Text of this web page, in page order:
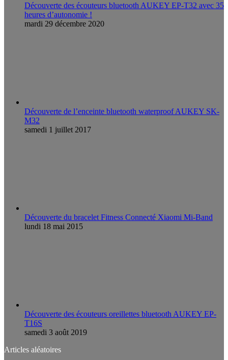
Découverte des écouteurs bluetooth AUKEY EP-T32 avec 35
heures d’autonomie !
mardi 29 décembre 2020
Découverte de l’enceinte bluetooth waterproof AUKEY SK-
M32
samedi 1 juillet 2017
Découverte du bracelet Fitness Connecté Xiaomi Mi-Band
lundi 18 mai 2015
Découverte des écouteurs oreillettes bluetooth AUKEY EP-
T16S
samedi 3 août 2019
Articles aléatoires